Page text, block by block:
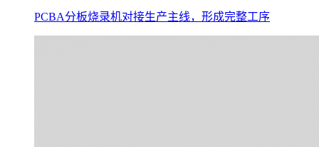
PCBA分板烧录机对接生产主线，形成完整工序